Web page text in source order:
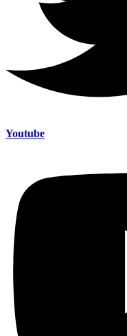
Youtube